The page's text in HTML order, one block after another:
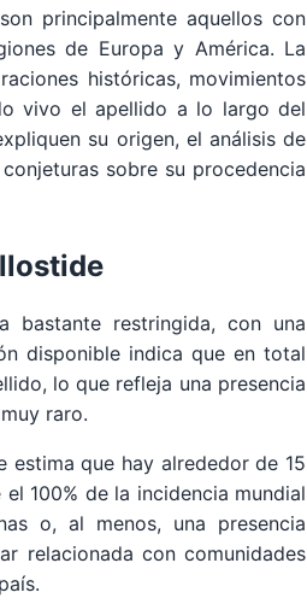
principalmente aquellos con
de Europa y América. La
históricas, movimientos
vivo el apellido a lo largo del
su origen, el análisis de
sobre su procedencia
bastante restringida, con una
disponible indica que en total
lo que refleja una presencia
raro.
estima que hay alrededor de 15
100% de la incidencia mundial
o, al menos, una presencia
relacionada con comunidades